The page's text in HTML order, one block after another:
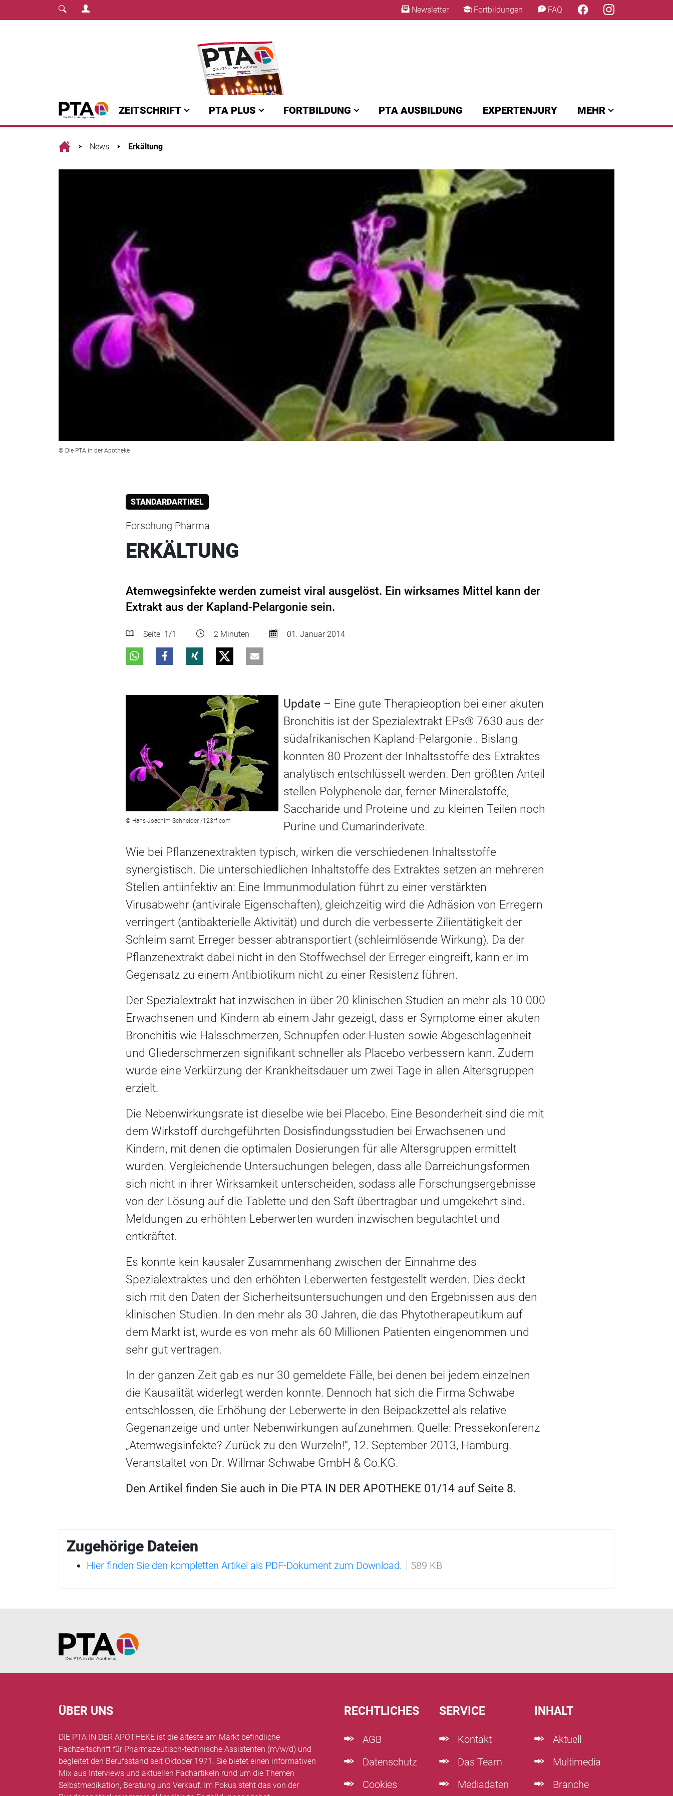
Login Menu Newsletter Fortbildungen FAQ
Home
ZEITSCHRIFT PTA PLUS FORTBILDUNG PTA AUSBILDUNG EXPERTENJURY MEHR
HomeNews Erkältung
© Die PTA in der Apotheke
STANDARDARTIKEL
Forschung Pharma
ERKÄLTUNG
Atemwegsinfekte werden zumeist viral ausgelöst. Ein wirksames Mittel kann der
Extrakt aus der Kapland-Pelargonie sein.
Seite 1 /1 2 Minuten 01. Januar 2014
© Hans-Joachim Schneider /123rf.com
Update – Eine gute Therapieoption bei einer akuten
Bronchitis ist der Spezialextrakt EPs® 7630 aus der
südafrikanischen Kapland-Pelargonie . Bislang
konnten 80 Prozent der Inhaltsstoffe des Extraktes
analytisch entschlüsselt werden. Den größten Anteil
stellen Polyphenole dar, ferner Mineralstoffe,
Saccharide und Proteine und zu kleinen Teilen noch
Purine und Cumarinderivate.
Wie bei Pflanzenextrakten typisch, wirken die verschiedenen Inhaltsstoffe
synergistisch. Die unterschiedlichen Inhaltstoffe des Extraktes setzen an mehreren
Stellen antiinfektiv an: Eine Immunmodulation führt zu einer verstärkten
Virusabwehr (antivirale Eigenschaften), gleichzeitig wird die Adhäsion von Erregern
verringert (antibakterielle Aktivität) und durch die verbesserte Zilientätigkeit der
Schleim samt Erreger besser abtransportiert (schleimlösende Wirkung). Da der
Pflanzenextrakt dabei nicht in den Stoffwechsel der Erreger eingreift, kann er im
Gegensatz zu einem Antibiotikum nicht zu einer Resistenz führen.
Der Spezialextrakt hat inzwischen in über 20 klinischen Studien an mehr als 10 000
Erwachsenen und Kindern ab einem Jahr gezeigt, dass er Symptome einer akuten
Bronchitis wie Halsschmerzen, Schnupfen oder Husten sowie Abgeschlagenheit
und Gliederschmerzen signifikant schneller als Placebo verbessern kann. Zudem
wurde eine Verkürzung der Krankheitsdauer um zwei Tage in allen Altersgruppen
erzielt.
Die Nebenwirkungsrate ist dieselbe wie bei Placebo. Eine Besonderheit sind die mit
dem Wirkstoff durchgeführten Dosisfindungsstudien bei Erwachsenen und
Kindern, mit denen die optimalen Dosierungen für alle Altersgruppen ermittelt
wurden. Vergleichende Untersuchungen belegen, dass alle Darreichungsformen
sich nicht in ihrer Wirksamkeit unterscheiden, sodass alle Forschungsergebnisse
von der Lösung auf die Tablette und den Saft übertragbar und umgekehrt sind.
Meldungen zu erhöhten Leberwerten wurden inzwischen begutachtet und
entkräftet.
Es konnte kein kausaler Zusammenhang zwischen der Einnahme des
Spezialextraktes und den erhöhten Leberwerten festgestellt werden. Dies deckt
sich mit den Daten der Sicherheitsuntersuchungen und den Ergebnissen aus den
klinischen Studien. In den mehr als 30 Jahren, die das Phytotherapeutikum auf
dem Markt ist, wurde es von mehr als 60 Millionen Patienten eingenommen und
sehr gut vertragen.
In der ganzen Zeit gab es nur 30 gemeldete Fälle, bei denen bei jedem einzelnen
die Kausalität widerlegt werden konnte. Dennoch hat sich die Firma Schwabe
entschlossen, die Erhöhung der Leberwerte in den Beipackzettel als relative
Gegenanzeige und unter Nebenwirkungen aufzunehmen. Quelle: Pressekonferenz
„Atemwegsinfekte? Zurück zu den Wurzeln!“, 12. September 2013, Hamburg.
Veranstaltet von Dr. Willmar Schwabe GmbH & Co.KG.
Den Artikel finden Sie auch in Die PTA IN DER APOTHEKE 01/14 auf Seite 8.
Zugehörige Dateien
Hier finden Sie den kompletten Artikel als PDF-Dokument zum Download. 589 KB
Home
ÜBER UNS
DIE PTA IN DER APOTHEKE ist die älteste am Markt befindliche
Fachzeitschrift für Pharmazeutisch-technische Assistenten (m/w/d) und
begleitet den Berufsstand seit Oktober 1971. Sie bietet einen informativen
Mix aus Interviews und aktuellen Fachartikeln rund um die Themen
Selbstmedikation, Beratung und Verkauf. Im Fokus steht das von der
RECHTLICHES
AGB
Datenschutz
Cookies
SERVICE
Kontakt
Das Team
Mediadaten
INHALT
Aktuell
Multimedia
Branche
×